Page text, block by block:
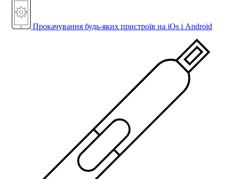
Прокачування будь-яких пристроїв на iOs і Android